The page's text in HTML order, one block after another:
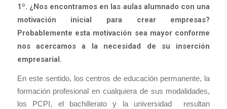
1º. ¿Nos encontramos en las aulas alumnado con una
motivación inicial para crear empresas?
Probablemente esta motivación sea mayor conforme
nos acercamos a la necesidad de su inserción
empresarial.
En este sentido, los centros de educación permanente, la
formación profesional en cualquiera de sus modalidades,
los PCPI, el bachillerato y la universidad resultan